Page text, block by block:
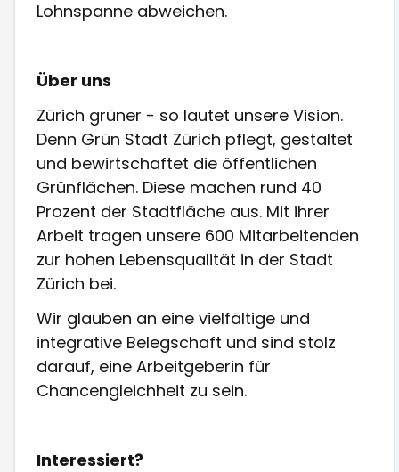
Lohnspanne abweichen.
Über uns
Zürich grüner - so lautet unsere Vision.
Denn Grün Stadt Zürich pflegt, gestaltet
und bewirtschaftet die öffentlichen
Grünflächen. Diese machen rund 40
Prozent der Stadtfläche aus. Mit ihrer
Arbeit tragen unsere 600 Mitarbeitenden
zur hohen Lebensqualität in der Stadt
Zürich bei.
Wir glauben an eine vielfältige und
integrative Belegschaft und sind stolz
darauf, eine Arbeitgeberin für
Chancengleichheit zu sein.
Interessiert?